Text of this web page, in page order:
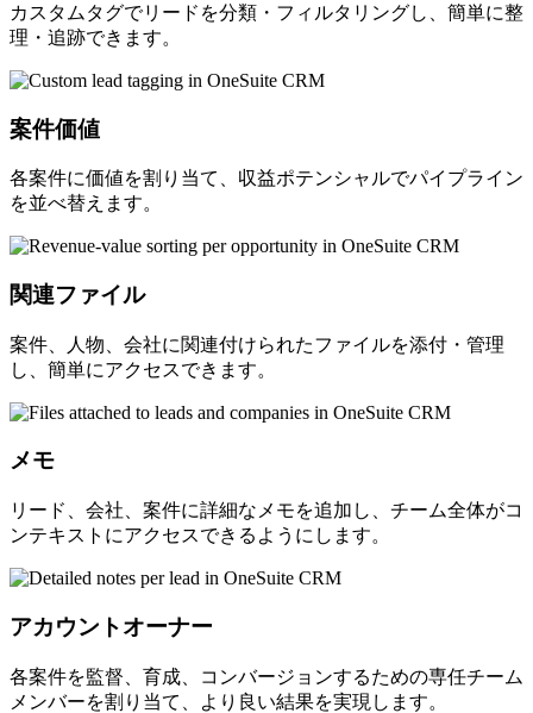
カスタムタグでリードを分類・フィルタリングし、簡単に整
理・追跡できます。
案件価値
各案件に価値を割り当て、収益ポテンシャルでパイプライン
を並べ替えます。
関連ファイル
案件、人物、会社に関連付けられたファイルを添付・管理
し、簡単にアクセスできます。
メモ
リード、会社、案件に詳細なメモを追加し、チーム全体がコ
ンテキストにアクセスできるようにします。
アカウントオーナー
各案件を監督、育成、コンバージョンするための専任チーム
メンバーを割り当て、より良い結果を実現します。